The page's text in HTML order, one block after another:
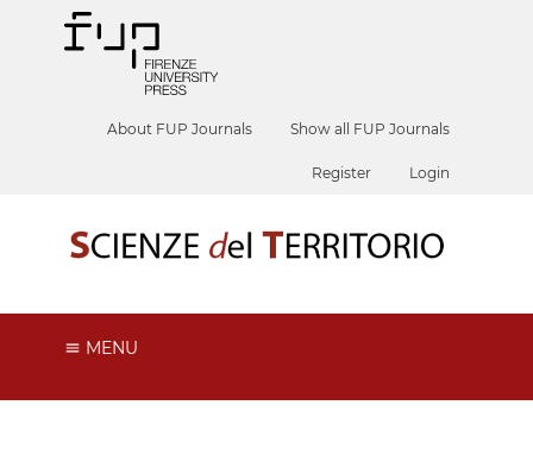
About FUP Journals Show all FUP Journals
Register Login
MENU